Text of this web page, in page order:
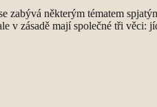
některým tématem
v zásadě mají společné tři věci: